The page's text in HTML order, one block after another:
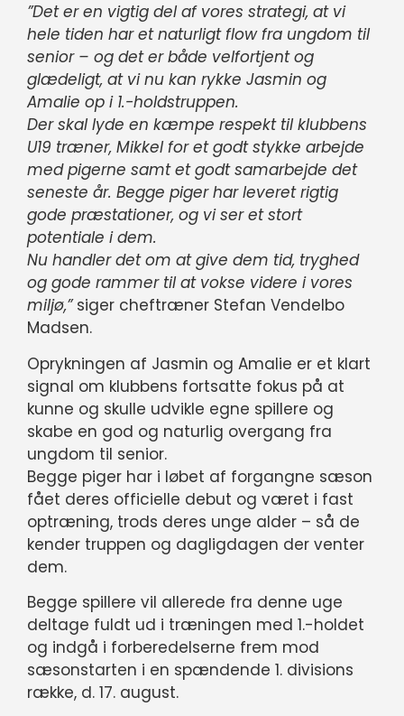
”Det er en vigtig del af vores strategi, at vi
hele tiden har et naturligt flow fra ungdom til
senior – og det er både velfortjent og
glædeligt, at vi nu kan rykke Jasmin og
Amalie op i 1.-holdstruppen.
Der skal lyde en kæmpe respekt til klubbens
U19 træner, Mikkel for et godt stykke arbejde
med pigerne samt et godt samarbejde det
seneste år. Begge piger har leveret rigtig
gode præstationer, og vi ser et stort
potentiale i dem.
Nu handler det om at give dem tid, tryghed
og gode rammer til at vokse videre i vores
miljø,”siger cheftræner Stefan Vendelbo
Madsen.
Oprykningen af Jasmin og Amalie er et klart
signal om klubbens fortsatte fokus på at
kunne og skulle udvikle egne spillere og
skabe en god og naturlig overgang fra
ungdom til senior.
Begge piger har i løbet af forgangne sæson
fået deres officielle debut og været i fast
optræning, trods deres unge alder – så de
kender truppen og dagligdagen der venter
dem.
Begge spillere vil allerede fra denne uge
deltage fuldt ud i træningen med 1.-holdet
og indgå i forberedelserne frem mod
sæsonstarten i en spændende 1. divisions
række, d. 17. august.